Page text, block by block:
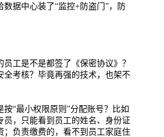
数据中心装了“监控+防盗门”，防
工是不是都签了《保密协议》？
全考核？毕竟再强的技术，也架不
“最小权限原则”分配账号？比如
员，只能看到员工的姓名、身份证
；负责缴费的，看不到员工家庭住